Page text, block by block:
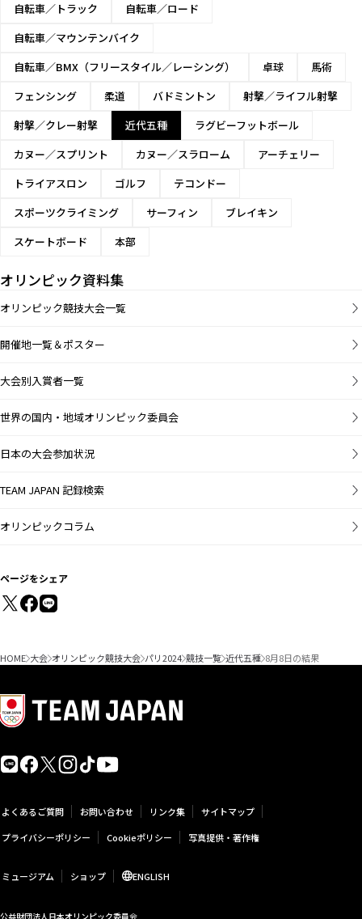
自転車／トラック
自転車／ロード
自転車／マウンテンバイク
自転車／BMX（フリースタイル／レーシング）
卓球
馬術
フェンシング
柔道 バドミントン
射撃／ライフル射撃
射撃／クレー射撃
近代五種
ラグビーフットボール
カヌー／スプリント
カヌー／スラローム
アーチェリー
トライアスロン
ゴルフ
テコンドー
スポーツクライミング
サーフィン
ブレイキン
スケートボード
本部
オリンピック資料集
オリンピック競技大会一覧
開催地一覧＆ポスター
大会別入賞者一覧
世界の国内・地域オリンピック委員会
日本の大会参加状況
TEAM JAPAN 記録検索
オリンピックコラム
ページをシェア
HOME 大会 オリンピック競技大会 パリ2024 競技一覧 近代五種 8月8日の結果
よくあるご質問 お問い合わせ リンク集
サイトマップ
プライバシーポリシー
Cookieポリシー 写真提供・著作権
ミュージアム ショップ ENGLISH
公益財団法人日本オリンピック委員会